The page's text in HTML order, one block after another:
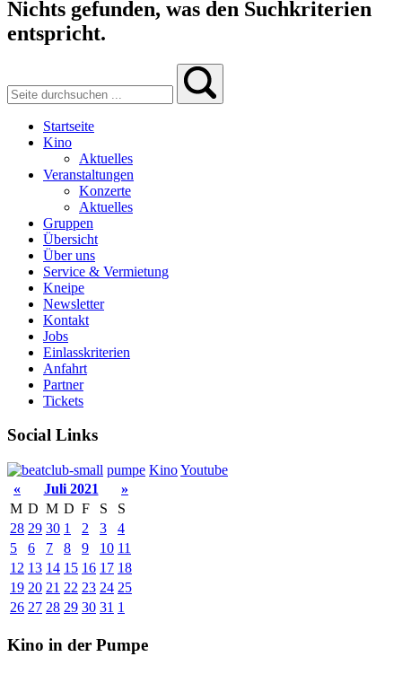
Nichts gefunden, was den Suchkriterien
entspricht.
Startseite
Kino
Aktuelles
Veranstaltungen
Konzerte
Aktuelles
Gruppen
Übersicht
Über uns
Service & Vermietung
Kneipe
Newsletter
Kontakt
Jobs
Einlasskriterien
Anfahrt
Partner
Tickets
Social Links
pumpe KinoYoutube
«
Juli 2021
»
M D M D F S
S
28 29 30 1 2 3
4
5
6 7 8 9 10 11
12 13 14 15 16 17 18
19 20 21 22 23 24 25
26 27 28 29 30 31 1
Kino in der Pumpe